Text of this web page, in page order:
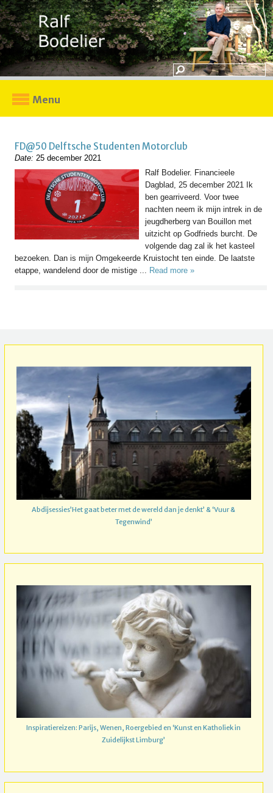
Menu
FD@50 Delftsche Studenten Motorclub
Date: 25 december 2021
Ralf Bodelier. Financieele
Dagblad, 25 december 2021 Ik
ben gearriveerd. Voor twee
nachten neem ik mijn intrek in de
jeugdherberg van Bouillon met
uitzicht op Godfrieds burcht. De
volgende dag zal ik het kasteel
bezoeken. Dan is mijn Omgekeerde Kruistocht ten einde. De laatste
etappe, wandelend door de mistige ... Read more »
Abdijsessies’Het gaat beter met de wereld dan je denkt’ & ‘Vuur &
Tegenwind’
Inspiratiereizen: Parijs, Wenen, Roergebied en ‘Kunst en Katholiek in
Zuidelijkst Limburg’